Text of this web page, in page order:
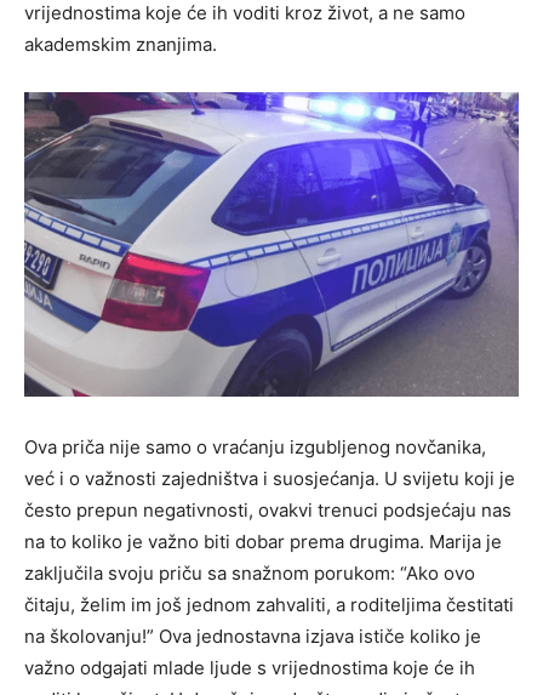
vrijednostima koje će ih voditi kroz život, a ne samo
akademskim znanjima.
Ova priča nije samo o vraćanju izgubljenog novčanika,
već i o važnosti zajedništva i suosjećanja. U svijetu koji je
često prepun negativnosti, ovakvi trenuci podsjećaju nas
na to koliko je važno biti dobar prema drugima. Marija je
zaključila svoju priču sa snažnom porukom: “Ako ovo
čitaju, želim im još jednom zahvaliti, a roditeljima čestitati
na školovanju!” Ova jednostavna izjava ističe koliko je
važno odgajati mlade ljude s vrijednostima koje će ih